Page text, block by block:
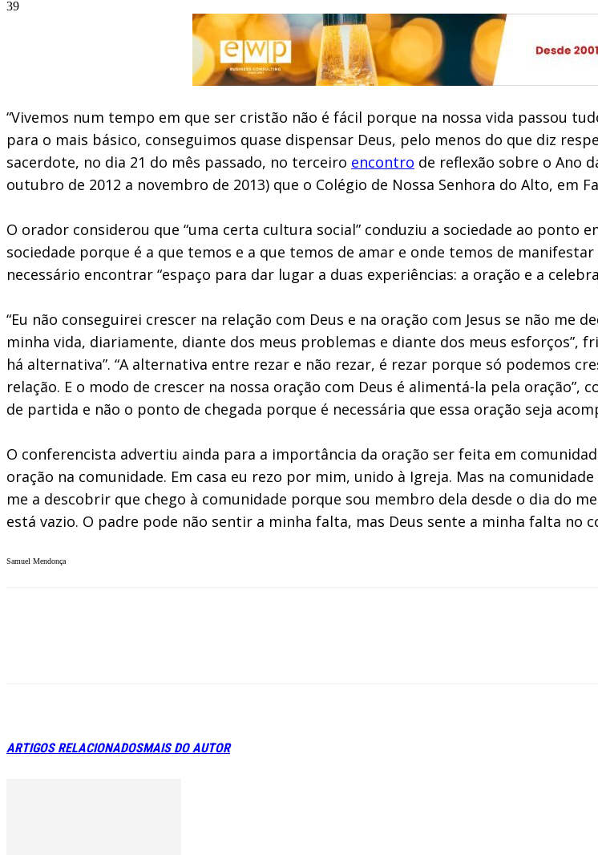
39
“Vivemos num tempo em que ser cristão não é fácil porque na nossa vida passou
para o mais básico, conseguimos quase dispensar Deus, pelo menos do que diz
sacerdote, no dia 21 do mês passado, no terceiro encontro de reflexão sobre o Ano
outubro de 2012 a novembro de 2013) que o Colégio de Nossa Senhora do Alto, em
O orador considerou que “uma certa cultura social” conduziu a sociedade ao ponto
sociedade porque é a que temos e a que temos de amar e onde temos de
necessário encontrar “espaço para dar lugar a duas experiências: a oração e a
“Eu não conseguirei crescer na relação com Deus e na oração com Jesus se não me
minha vida, diariamente, diante dos meus problemas e diante dos meus esforços”,
há alternativa”. “A alternativa entre rezar e não rezar, é rezar porque só podemos
relação. E o modo de crescer na nossa oração com Deus é alimentá-la pela
de partida e não o ponto de chegada porque é necessária que essa oração seja
O conferencista advertiu ainda para a importância da oração ser feita em
oração na comunidade. Em casa eu rezo por mim, unido à Igreja. Mas na
me a descobrir que chego à comunidade porque sou membro dela desde o dia do
está vazio. O padre pode não sentir a minha falta, mas Deus sente a minha falta no
Samuel Mendonça
ARTIGOS RELACIONADOSMAIS DO AUTOR